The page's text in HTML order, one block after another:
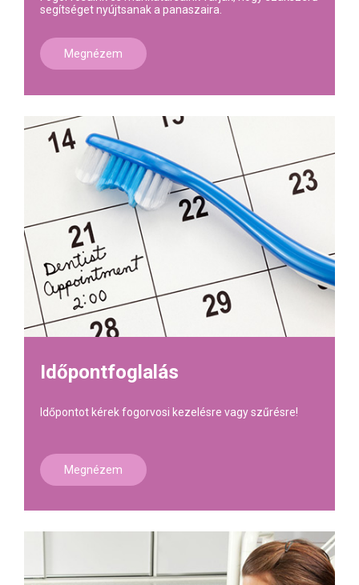
segítséget nyújtsanak a panaszaira.
Megnézem
Időpontfoglalás
Időpontot kérek fogorvosi kezelésre vagy szűrésre!
Megnézem